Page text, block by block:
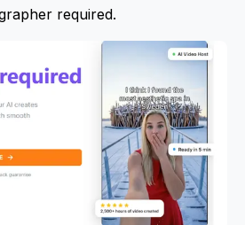
required.